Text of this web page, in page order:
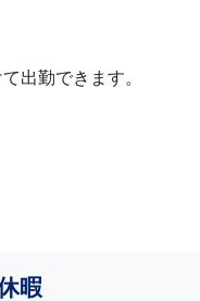
出勤できます。
暇